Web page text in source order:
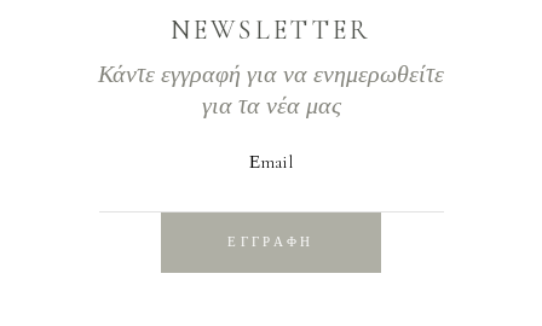
NEWSLETTER
Κάντε εγγραφή για να ενημερωθείτε
για τα νέα μας
Εmail
ΕΓΓΡΑΦΗ